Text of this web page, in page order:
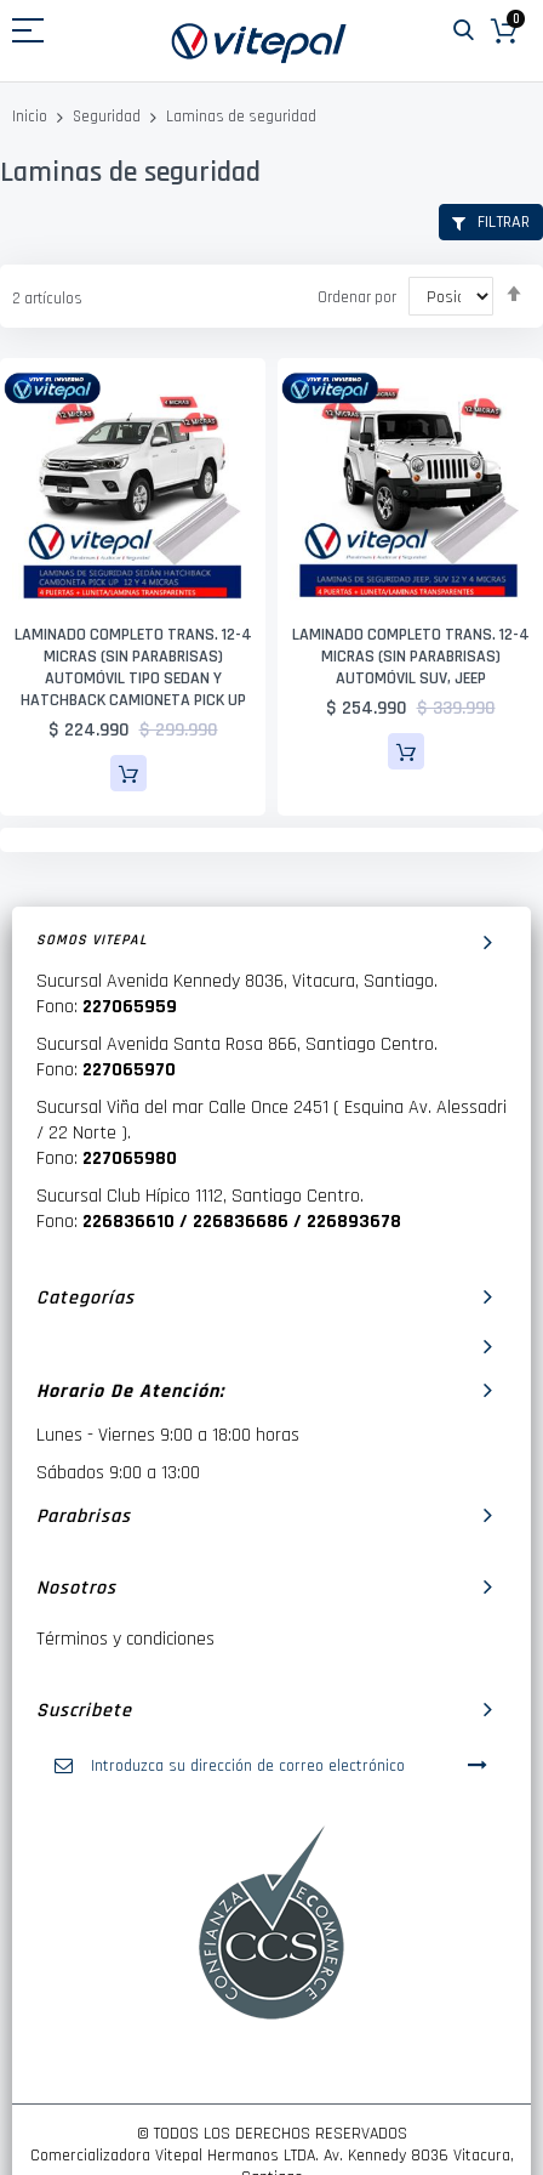
al
0
Inicio Seguridad Laminas de seguridad
Laminas de seguridad
2 artículos Ordenar por
LAMINADO COMPLETO TRANS. 12-4
MICRAS (SIN PARABRISAS)
AUTOMÓVIL TIPO SEDAN Y
HATCHBACK CAMIONETA PICK UP
$ 224.990 $ 299.990
LAMINADO COMPLETO TRANS. 12-4
MICRAS (SIN PARABRISAS)
AUTOMÓVIL SUV, JEEP
$ 254.990 $ 339.990
FILTRAR
SOMOS VITEPAL
Sucursal Avenida Kennedy 8036, Vitacura, Santiago.
Fono: 227065959
Sucursal Avenida Santa Rosa 866, Santiago Centro.
Fono: 227065970
Sucursal Viña del mar Calle Once 2451 ( Esquina Av. Alessadri
/ 22 Norte ).
Fono: 227065980
Sucursal Club Hípico 1112, Santiago Centro.
Fono: 226836610 / 226836686 / 226893678
Categorías
Horario De Atención:
Lunes - Viernes 9:00 a 18:00 horas
Sábados 9:00 a 13:00
Parabrisas
Nosotros
Términos y condiciones
Suscribete
© TODOS LOS DERECHOS RESERVADOS
Comercializadora Vitepal Hermanos LTDA. Av. Kennedy 8036 Vitacura,